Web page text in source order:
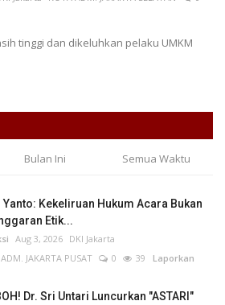
tinggi dan dikeluhkan pelaku UMKM
Bulan Ini Semua Waktu
Yanto: Kekeliruan Hukum Acara Bukan
Etik...
Aug 3, 2026 DKI Jakarta
JAKARTA PUSAT
0 39 Laporkan
Dr. Sri Untari Luncurkan "ASTARI"